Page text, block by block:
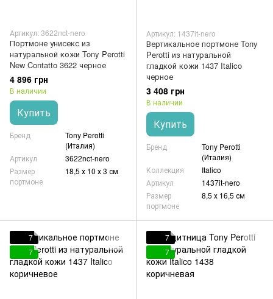
Артикул: 3622nct-nero
Портмоне унисекс из
натуральной кожи Tony Perotti
New Contatto 3622 черное
4 896 грн
В наличии
Купить
Бренд
Tony Perotti
(Италия)
Артикул
3622nct-nero
Размер
портмоне
18,5 х 10 х 3 см
Артикул: 1437it-nero
Вертикальное портмоне Tony
Perotti из натуральной
гладкой кожи 1437 Italico
черное
3 408 грн
В наличии
Купить
Бренд
Tony Perotti
(Италия)
Коллекция
Italico
Артикул
1437it-nero
Размер
портмоне
8,5 х 16,5 см
7
7
7
7